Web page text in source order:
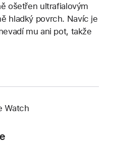
ošetřen ultrafialovým
hladký povrch. Navíc je
mu ani pot, takže
Watch